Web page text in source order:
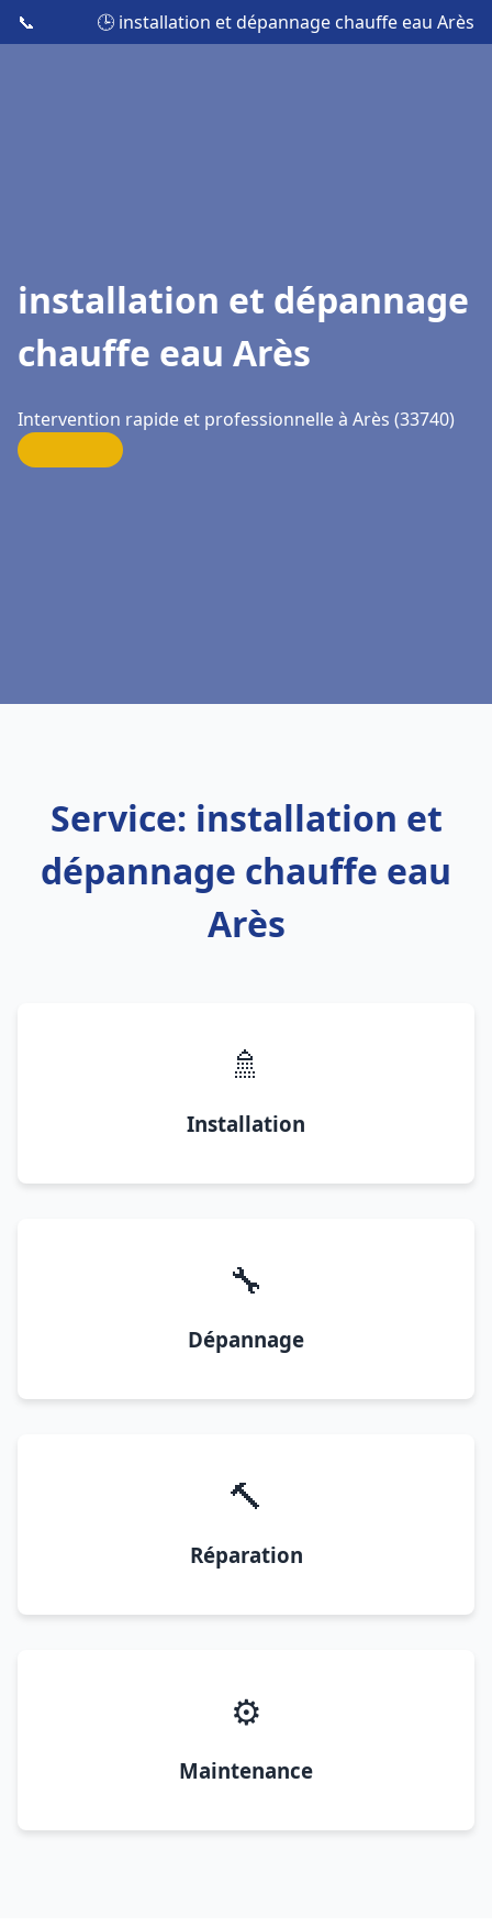
📞 🕒 installation et dépannage chauffe eau Arès
installation et dépannage
chauffe eau Arès
Intervention rapide et professionnelle à Arès (33740)
Service: installation et
dépannage chauffe eau
Arès
🚿
Installation
🔧
Dépannage
🔨
Réparation
⚙️
Maintenance